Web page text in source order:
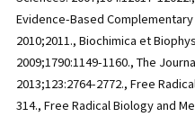
Evidence-Based
2010;2011., Biochimica et
2009;1790:1149-1160., The
2013;123:2764-2772., Free
314., Free Radical Biology and